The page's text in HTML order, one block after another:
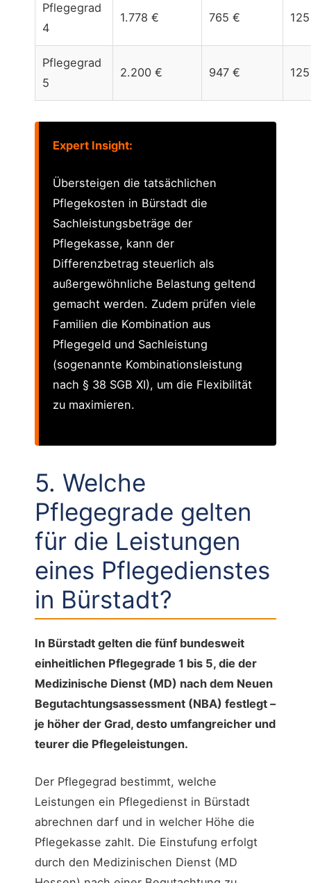
Pflegegrad
4
1.778 € 765 €
Pflegegrad
5
2.200 € 947 €
Expert Insight:
Übersteigen die tatsächlichen
Pflegekosten in Bürstadt die
Sachleistungsbeträge der
Pflegekasse, kann der
Differenzbetrag steuerlich als
außergewöhnliche Belastung geltend
gemacht werden. Zudem prüfen viele
Familien die Kombination aus
Pflegegeld und Sachleistung
(sogenannte Kombinationsleistung
nach § 38 SGB XI), um die Flexibilität
zu maximieren.
5. Welche
Pflegegrade gelten
für die Leistungen
eines Pflegedienstes
in Bürstadt?
In Bürstadt gelten die fünf bundesweit
einheitlichen Pflegegrade 1 bis 5, die der
Medizinische Dienst (MD) nach dem Neuen
Begutachtungsassessment (NBA) festlegt –
je höher der Grad, desto umfangreicher und
teurer die Pflegeleistungen.
Der Pflegegrad bestimmt, welche
Leistungen ein Pflegedienst in Bürstadt
abrechnen darf und in welcher Höhe die
Pflegekasse zahlt. Die Einstufung erfolgt
durch den Medizinischen Dienst (MD